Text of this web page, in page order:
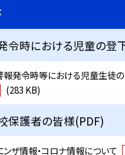
令時における児童の登
報発令時等における児童生徒
(283 KB)
保護者の皆様(PDF)
ンザ情報・コロナ情報について